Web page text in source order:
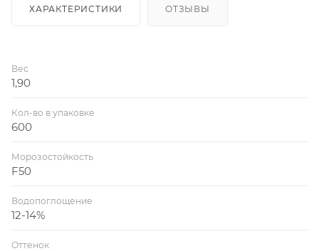
ХАРАКТЕРИСТИКИ ОТЗЫВЫ
Вес
1,90
Кол-во в упаковке
600
Морозостойкость
F50
Водопоглощение
12-14%
Оттенок